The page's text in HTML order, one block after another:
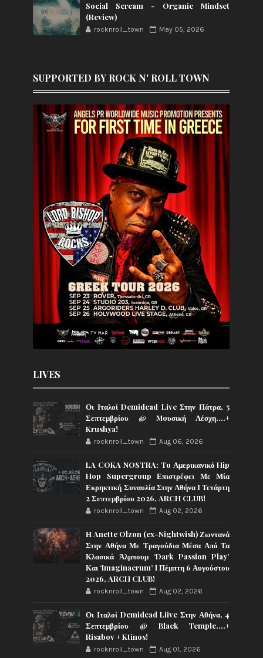
Social Scream - Organic Mindset
(Review)
rocknroll_town May 05, 2026
SUPPORTED BY ROCK N' ROLL TOWN
LIVES
Οι Ιταλοί Demidead Live Στην Πάτρα, 5
Σεπτεμβρίου @ Moυσική Λέσχη….+
Krushya!
rocknroll_town Aug 06, 2026
LA COKA NOSTRA: To Αμερικανικό Hip
Hop Supergroup Επιστρέφει Με Μία
Εκρηκτική Συναυλία Στην Αθήνα Ι Τετάρτη
2 Σεπτεμβρίου 2026, ARCH CLUB!
rocknroll_town Aug 02, 2026
Η Anette Olzon (ex-Nightwish) Ζωντανά
Στην Αθήνα Με Τραγούδια Μέσα Από Τα
Κλασικά Άλμπουμ ‘Dark Passion Play’
Και ‘Imaginaerum’ I Πέμπτη 6 Αυγούστου
2026, ARCH CLUB!
rocknroll_town Aug 02, 2026
Οι Ιταλοί Demidead Liive Στην Αθήνα, 4
Σεπτεμβρίου @ Black Temple….+
Risabov + Ktinos!
rocknroll_town Aug 01, 2026